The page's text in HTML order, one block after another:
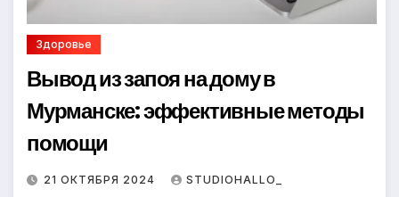
Здоровье
Вывод из запоя на дому в
Мурманске: эффективные методы
помощи
21 ОКТЯБРЯ 2024 STUDIOHALLO_